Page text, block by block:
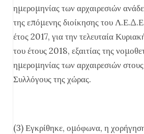
ημερομηνίας των αρχαιρεσιών
της επόμενης διοίκησης του
έτος 2017, για την τελευταία
του έτους 2018, εξαιτίας της
ημερομηνίας των αρχαιρεσιών
Συλλόγους της χώρας.
(3) Εγκρίθηκε, ομόφωνα, η